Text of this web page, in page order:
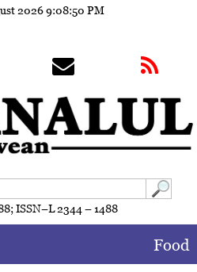
20269:08:53 PM
ISSN–L 2344 – 1488
Food